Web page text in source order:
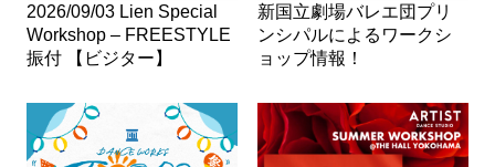
2026/09/03 Lien Special
Workshop – FREESTYLE
振付 【ビジター】
新国立劇場バレエ団プリ
ンシパルによるワークシ
ョップ情報！